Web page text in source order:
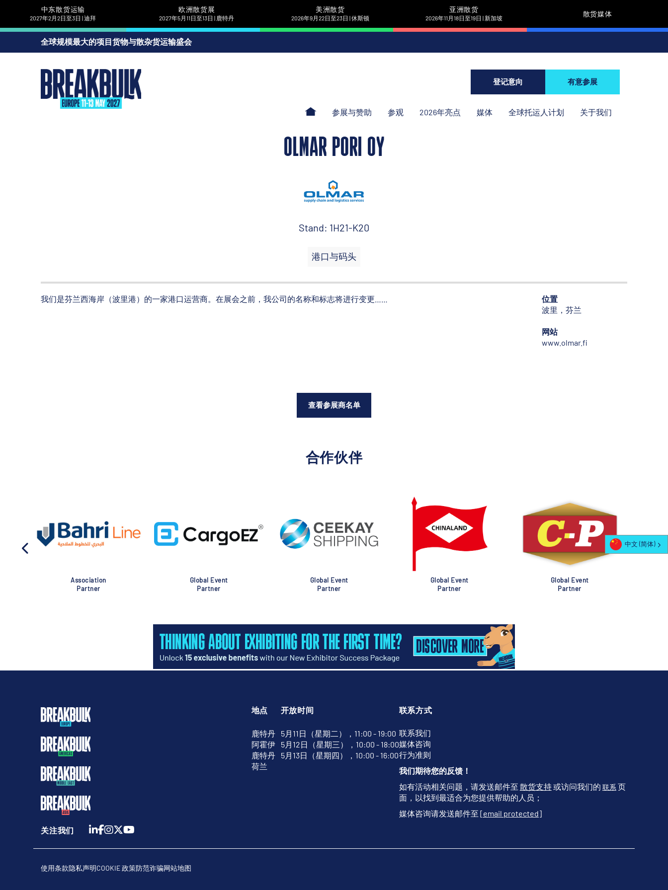
中东散货运输
2027年2月2日至3日 | 迪拜
欧洲散货展
2027年5月11日至13日 | 鹿特丹
美洲散货
2026年9月22日至23日 | 休斯顿
亚洲散货
2026年11月18日至19日 | 新加坡
散货媒体
全球规模最大的项目货物与散杂货运输盛会
登记意向 有意参展
参展与赞助 参观 2026年亮点 媒体 全球托运人计划 关于我们
OLMAR PORI OY
Stand: 1H21-K20
港口与码头
我们是芬兰西海岸（波里港）的一家港口运营商。在展会之前，我公司的名称和标志将进行变更……
位置
波里，芬兰
网站
www.olmar.fi
查看参展商名单
合作伙伴
Association
Partner
Global Event
Partner
Global Event
Partner
Global Event
Partner
Global Event
Partner
地点
鹿特丹
阿霍伊
鹿特丹
荷兰
开放时间
5月11日（星期二），11:00 - 19:00
5月12日（星期三），10:00 - 18:00
5月13日（星期四），10:00 - 16:00
联系方式
联系我们
媒体咨询
行为准则
我们期待您的反馈！
如有活动相关问题，请发送邮件至 散货支持或访问我们的 联系 页
面，以找到最适合为您提供帮助的人员；
媒体咨询请发送邮件至 [email protected]
关注我们
使用条款隐私声明COOKIE 政策防范诈骗网站地图
中文 (简体)